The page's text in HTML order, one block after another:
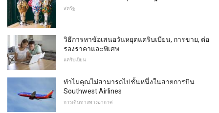
สหรัฐ
วิธีการหาข้อเสนอวันหยุดแคริบเบียน, การขาย, ต่อ
รองราคาและพิเศษ
แคริบเบียน
ทำไมคุณไม่สามารถไปชั้นหนึ่งในสายการบิน
Southwest Airlines
การเดินทางทางอากาศ